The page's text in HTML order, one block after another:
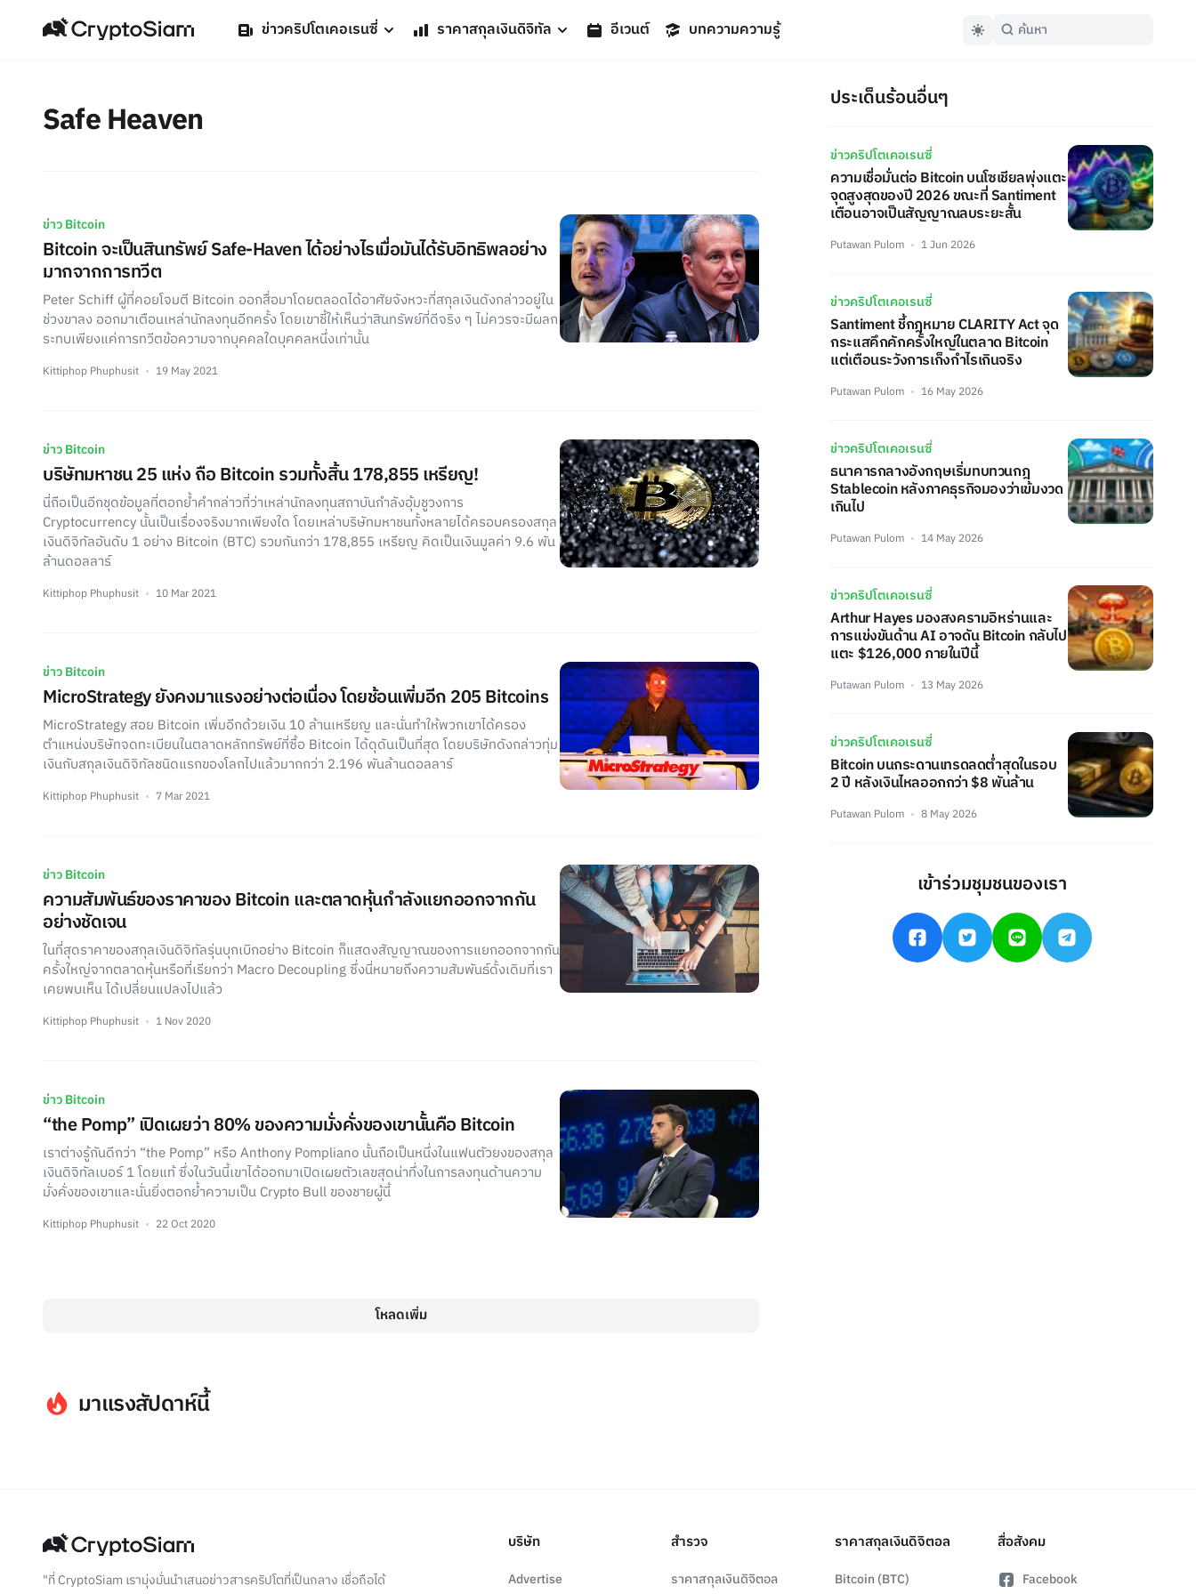
ข่าวคริปโตเคอเรนซี่ ราคาสกุลเงินดิจิทัล อีเวนต์ บทความความรู้
Safe Heaven
ข่าว Bitcoin
Bitcoin จะเป็นสินทรัพย์ Safe-Haven ได้อย่างไรเมื่อมันได้รับอิทธิพลอย่าง
มากจากการทวีต
Peter Schiff ผู้ที่คอยโจมตี Bitcoin ออกสื่อมาโดยตลอดได้อาศัยจังหวะที่สกุลเงินดังกล่าวอยู่ใน
ช่วงขาลง ออกมาเตือนเหล่านักลงทุนอีกครั้ง โดยเขาชี้ให้เห็นว่าสินทรัพย์ที่ดีจริง ๆ ไม่ควรจะมีผลก
ระทบเพียงแค่การทวีตข้อความจากบุคคลใดบุคคลหนึ่งเท่านั้น
Kittiphop Phuphusit 19 May 2021
ข่าว Bitcoin
บริษัทมหาชน 25 แห่ง ถือ Bitcoin รวมทั้งสิ้น 178,855 เหรียญ!
นี่ถือเป็นอีกชุดข้อมูลที่ตอกย้ำคำกล่าวที่ว่าเหล่านักลงทุนสถาบันกำลังอุ้มชูวงการ
Cryptocurrency นั้นเป็นเรื่องจริงมากเพียงใด โดยเหล่าบริษัทมหาชนทั้งหลายได้ครอบครองสกุล
เงินดิจิทัลอันดับ 1 อย่าง Bitcoin (BTC) รวมกันกว่า 178,855 เหรียญ คิดเป็นเงินมูลค่า 9.6 พัน
ล้านดอลลาร์
Kittiphop Phuphusit 10 Mar 2021
ข่าว Bitcoin
MicroStrategy ยังคงมาแรงอย่างต่อเนื่อง โดยช้อนเพิ่มอีก 205 Bitcoins
MicroStrategy สอย Bitcoin เพิ่มอีกด้วยเงิน 10 ล้านเหรียญ และนั่นทำให้พวกเขาได้ครอง
ตำแหน่งบริษัทจดทะเบียนในตลาดหลักทรัพย์ที่ซื้อ Bitcoin ได้ดุดันเป็นที่สุด โดยบริษัทดังกล่าวทุ่ม
เงินกับสกุลเงินดิจิทัลชนิดแรกของโลกไปแล้วมากกว่า 2.196 พันล้านดอลลาร์
Kittiphop Phuphusit 7 Mar 2021
ข่าว Bitcoin
ความสัมพันธ์ของราคาของ Bitcoin และตลาดหุ้นกำลังแยกออกจากกัน
อย่างชัดเจน
ในที่สุดราคาของสกุลเงินดิจิทัลรุ่นบุกเบิกอย่าง Bitcoin ก็แสดงสัญญาณของการแยกออกจากกัน
ครั้งใหญ่จากตลาดหุ้นหรือที่เรียกว่า Macro Decoupling ซึ่งนี่หมายถึงความสัมพันธ์ดั้งเดิมที่เรา
เคยพบเห็น ได้เปลี่ยนแปลงไปแล้ว
Kittiphop Phuphusit 1 Nov 2020
ข่าว Bitcoin
“the Pomp” เปิดเผยว่า 80% ของความมั่งคั่งของเขานั้นคือ Bitcoin
เราต่างรู้กันดีกว่า “the Pomp” หรือ Anthony Pompliano นั้นถือเป็นหนึ่งในแฟนตัวยงของสกุล
เงินดิจิทัลเบอร์ 1 โดยแท้ ซึ่งในวันนี้เขาได้ออกมาเปิดเผยตัวเลขสุดน่าทึ่งในการลงทุนด้านความ
มั่งคั่งของเขาและนั่นยิ่งตอกย้ำความเป็น Crypto Bull ของชายผู้นี้
Kittiphop Phuphusit 22 Oct 2020
โหลดเพิ่ม
ประเด็นร้อนอื่นๆ
ข่าวคริปโตเคอเรนซี่
ความเชื่อมั่นต่อ Bitcoin บนโซเชียลพุ่งแตะ
จุดสูงสุดของปี 2026 ขณะที่ Santiment
เตือนอาจเป็นสัญญาณลบระยะสั้น
Putawan Pulom 1 Jun 2026
ข่าวคริปโตเคอเรนซี่
Santiment ชี้กฎหมาย CLARITY Act จุด
กระแสคึกคักครั้งใหญ่ในตลาด Bitcoin
แต่เตือนระวังการเก็งกำไรเกินจริง
Putawan Pulom 16 May 2026
ข่าวคริปโตเคอเรนซี่
ธนาคารกลางอังกฤษเริ่มทบทวนกฎ
Stablecoin หลังภาคธุรกิจมองว่าเข้มงวด
เกินไป
Putawan Pulom 14 May 2026
ข่าวคริปโตเคอเรนซี่
Arthur Hayes มองสงครามอิหร่านและ
การแข่งขันด้าน AI อาจดัน Bitcoin กลับไป
แตะ $126,000 ภายในปีนี้
Putawan Pulom 13 May 2026
ข่าวคริปโตเคอเรนซี่
Bitcoin บนกระดานเทรดลดต่ำสุดในรอบ
2 ปี หลังเงินไหลออกกว่า $8 พันล้าน
Putawan Pulom 8 May 2026
เข้าร่วมชุมชนของเรา
มาแรงสัปดาห์นี้
"ที่ CryptoSiam เรามุ่งมั่นนำเสนอข่าวสารคริปโตที่เป็นกลาง เชื่อถือได้
บริษัท
Advertise
สำรวจ
ราคาสกุลเงินดิจิตอล
ราคาสกุลเงินดิจิตอล
Bitcoin (BTC)
สื่อสังคม
Facebook